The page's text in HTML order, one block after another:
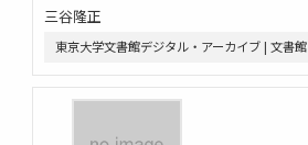
三谷隆正
東京大学文書館デジタル・アーカイブ | 文書館